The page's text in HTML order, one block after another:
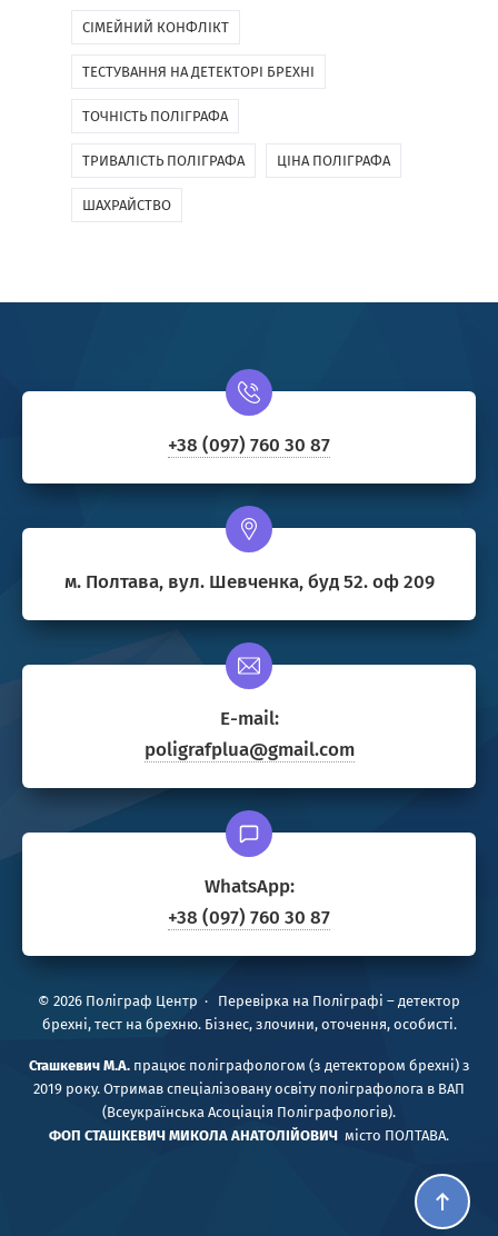
СІМЕЙНИЙ КОНФЛІКТ
ТЕСТУВАННЯ НА ДЕТЕКТОРІ БРЕХНІ
ТОЧНІСТЬ ПОЛІГРАФА
ТРИВАЛІСТЬ ПОЛІГРАФА ЦІНА ПОЛІГРАФА
ШАХРАЙСТВО
+38 (097) 760 30 87
м. Полтава, вул. Шевченка, буд 52. оф 209
E-mail:
poligrafplua@gmail.com
WhatsApp:
+38 (097) 760 30 87
© 2026 Поліграф Центр · Перевірка на Поліграфі – детектор
брехні, тест на брехню. Бізнес, злочини, оточення, особисті.
Сташкевич М.А.працює поліграфологом (з детектором брехні) з
2019 року. Отримав спеціалізовану освіту поліграфолога в ВАП
(Всеукраїнська Асоціація Поліграфологів).
ФОП СТАШКЕВИЧ МИКОЛА АНАТОЛІЙОВИЧ місто ПОЛТАВА.